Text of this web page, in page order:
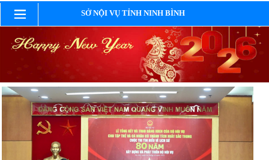
SỞ NỘI VỤ TỈNH NINH BÌNH